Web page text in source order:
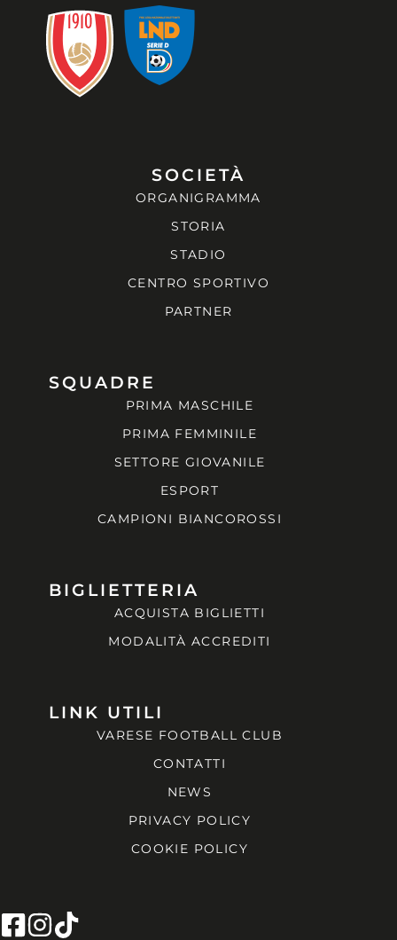
SOCIETÀ
ORGANIGRAMMA
STORIA
STADIO
CENTRO SPORTIVO
PARTNER
SQUADRE
PRIMA MASCHILE
PRIMA FEMMINILE
SETTORE GIOVANILE
ESPORT
CAMPIONI BIANCOROSSI
BIGLIETTERIA
ACQUISTA BIGLIETTI
MODALITÀ ACCREDITI
LINK UTILI
VARESE FOOTBALL CLUB
CONTATTI
NEWS
PRIVACY POLICY
COOKIE POLICY